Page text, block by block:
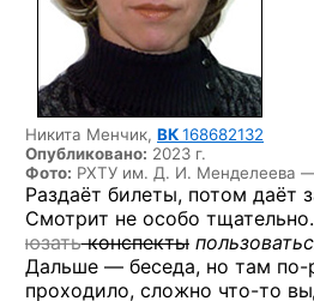
Никита Менчик, ВК168682132
Опубликовано: 2023 г.
Фото: РХТУ им. Д. И. Менделеева
Раздаёт билеты, потом даёт
Смотрит не особо
юзатьконспекты
Дальше — беседа, но там по-
проходило, сложно что-то